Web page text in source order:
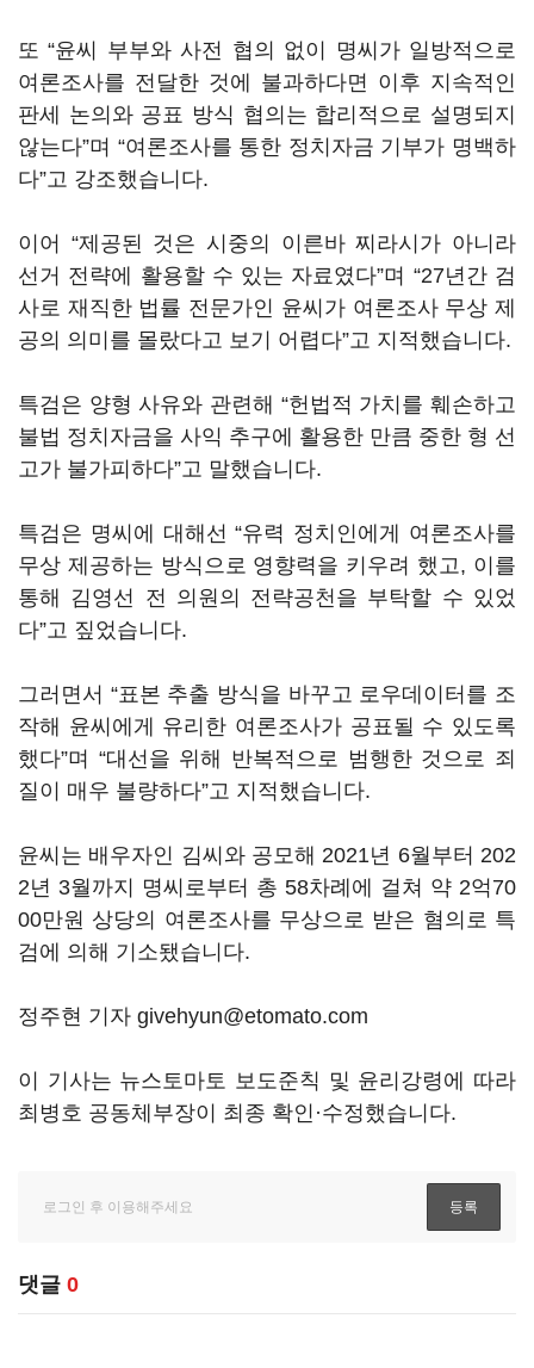
또 “윤씨 부부와 사전 협의 없이 명씨가 일방적으로
여론조사를 전달한 것에 불과하다면 이후 지속적인
판세 논의와 공표 방식 협의는 합리적으로 설명되지
않는다”며 “여론조사를 통한 정치자금 기부가 명백하
다”고 강조했습니다.
이어 “제공된 것은 시중의 이른바 찌라시가 아니라
선거 전략에 활용할 수 있는 자료였다”며 “27년간 검
사로 재직한 법률 전문가인 윤씨가 여론조사 무상 제
공의 의미를 몰랐다고 보기 어렵다”고 지적했습니다.
특검은 양형 사유와 관련해 “헌법적 가치를 훼손하고
불법 정치자금을 사익 추구에 활용한 만큼 중한 형 선
고가 불가피하다”고 말했습니다.
특검은 명씨에 대해선 “유력 정치인에게 여론조사를
무상 제공하는 방식으로 영향력을 키우려 했고, 이를
통해 김영선 전 의원의 전략공천을 부탁할 수 있었
다”고 짚었습니다.
그러면서 “표본 추출 방식을 바꾸고 로우데이터를 조
작해 윤씨에게 유리한 여론조사가 공표될 수 있도록
했다”며 “대선을 위해 반복적으로 범행한 것으로 죄
질이 매우 불량하다”고 지적했습니다.
윤씨는 배우자인 김씨와 공모해 2021년 6월부터 202
2년 3월까지 명씨로부터 총 58차례에 걸쳐 약 2억70
00만원 상당의 여론조사를 무상으로 받은 혐의로 특
검에 의해 기소됐습니다.
정주현 기자 givehyun@etomato.com
이 기사는 뉴스토마토 보도준칙 및 윤리강령에 따라
최병호 공동체부장이 최종 확인·수정했습니다.
댓글 0